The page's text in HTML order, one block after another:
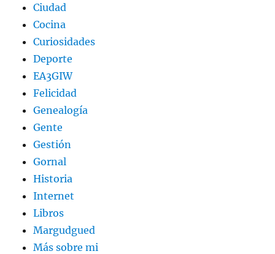
Ciudad
Cocina
Curiosidades
Deporte
EA3GIW
Felicidad
Genealogía
Gente
Gestión
Gornal
Historia
Internet
Libros
Margudgued
Más sobre mi